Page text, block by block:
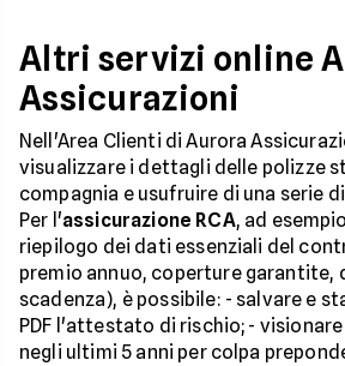
Altri servizi online
Assicurazioni
Nell'Area Clienti di Aurora
visualizzare i dettagli delle polizze
compagnia e usufruire di una serie
Per l'assicurazione RCA, ad
riepilogo dei dati essenziali del
premio annuo, coperture garantite,
scadenza), è possibile: - salvare e
PDF l'attestato di rischio; -
negli ultimi 5 anni per colpa